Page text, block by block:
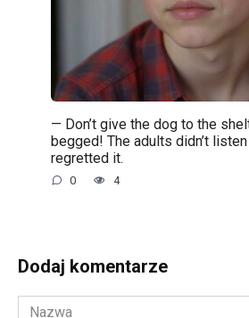
— Don’t give the dog to the
begged! The adults didn’t
regretted it.
0 4
Dodaj komentarze
Nazwa